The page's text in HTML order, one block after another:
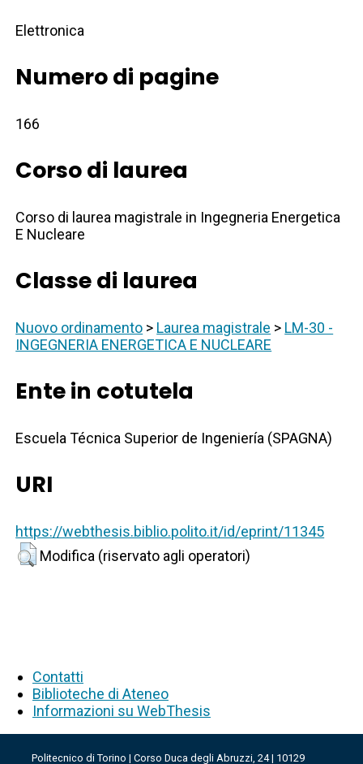
Elettronica
Numero di pagine
166
Corso di laurea
Corso di laurea magistrale in Ingegneria Energetica
E Nucleare
Classe di laurea
Nuovo ordinamento > Laurea magistrale > LM-30 -
INGEGNERIA ENERGETICA E NUCLEARE
Ente in cotutela
Escuela Técnica Superior de Ingeniería (SPAGNA)
URI
https://webthesis.biblio.polito.it/id/eprint/11345
Modifica (riservato agli operatori)
Contatti
Biblioteche di Ateneo
Informazioni su WebThesis
Politecnico di Torino | Corso Duca degli Abruzzi, 24 | 10129